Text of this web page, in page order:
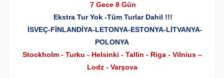
7 Gece 8 Gün
Ekstra Tur Yok -Tüm Turlar Dahil !!!
İSVEÇ-FİNLANDİYA-LETONYA-ESTONYA-LİTVANYA-
POLONYA
Stockholm - Turku - Helsinki - Tallin - Riga - Vilnius –
Lodz - Varşova